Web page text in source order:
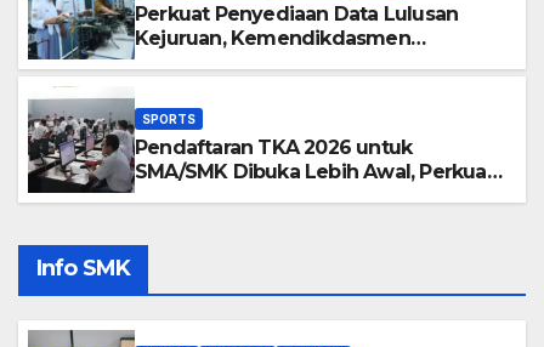
Perkuat Penyediaan Data Lulusan
Kejuruan, Kemendikdasmen
SPORTS
Pendaftaran TKA 2026 untuk
SMA/SMK Dibuka Lebih Awal, Perkuat
Info SMK